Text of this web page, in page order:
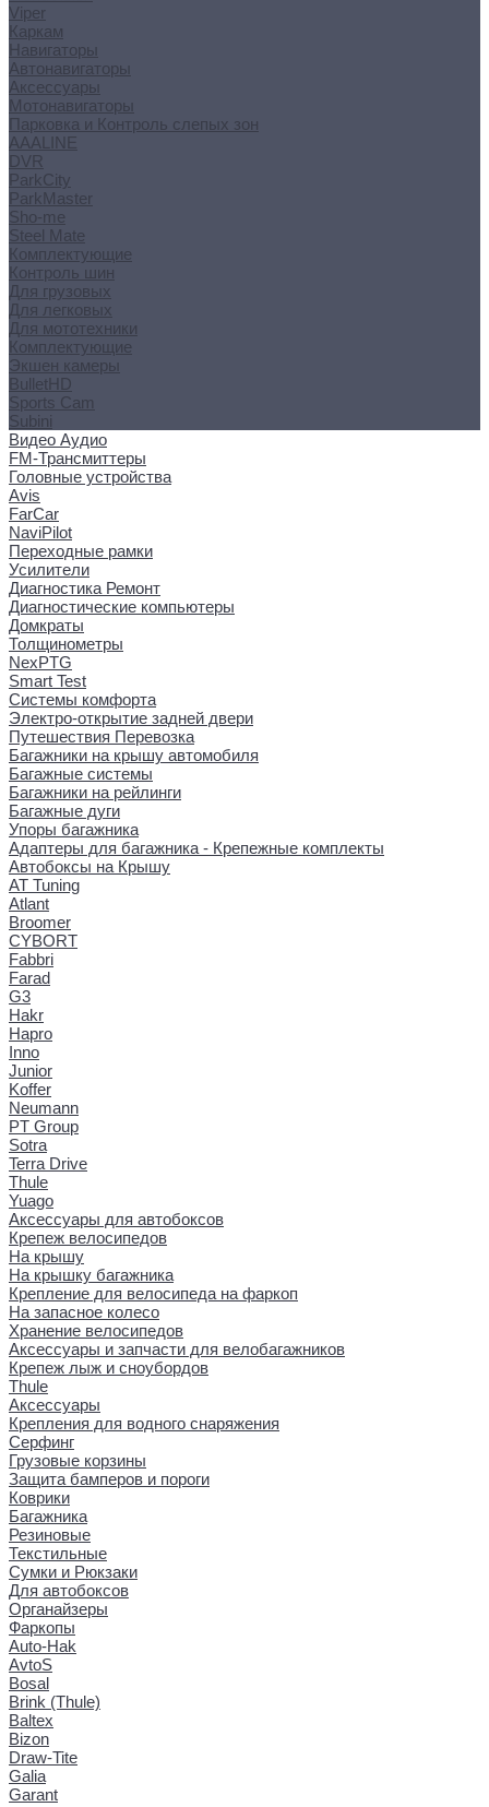
Viper
Каркам
Навигаторы
Автонавигаторы
Аксессуары
Мотонавигаторы
Парковка и Контроль слепых зон
AAALINE
DVR
ParkCity
ParkMaster
Sho-me
Steel Mate
Комплектующие
Контроль шин
Для грузовых
Для легковых
Для мототехники
Комплектующие
Экшен камеры
BulletHD
Sports Cam
Subini
Видео Аудио
FM-Трансмиттеры
Головные устройства
Avis
FarCar
NaviPilot
Переходные рамки
Усилители
Диагностика Ремонт
Диагностические компьютеры
Домкраты
Толщинометры
NexPTG
Smart Test
Системы комфорта
Электро-открытие задней двери
Путешествия Перевозка
Багажники на крышу автомобиля
Багажные системы
Багажники на рейлинги
Багажные дуги
Упоры багажника
Адаптеры для багажника - Крепежные комплекты
Автобоксы на Крышу
AT Tuning
Atlant
Broomer
CYBORT
Fabbri
Farad
G3
Hakr
Hapro
Inno
Junior
Koffer
Neumann
PT Group
Sotra
Terra Drive
Thule
Yuago
Аксессуары для автобоксов
Крепеж велосипедов
На крышу
На крышку багажника
Крепление для велосипеда на фаркоп
На запасное колесо
Хранение велосипедов
Аксессуары и запчасти для велобагажников
Крепеж лыж и сноубордов
Thule
Аксессуары
Крепления для водного снаряжения
Серфинг
Грузовые корзины
Защита бамперов и пороги
Коврики
Багажника
Резиновые
Текстильные
Сумки и Рюкзаки
Для автобоксов
Органайзеры
Фаркопы
Auto-Hak
AvtoS
Bosal
Brink (Thule)
Baltex
Bizon
Draw-Tite
Galia
Garant